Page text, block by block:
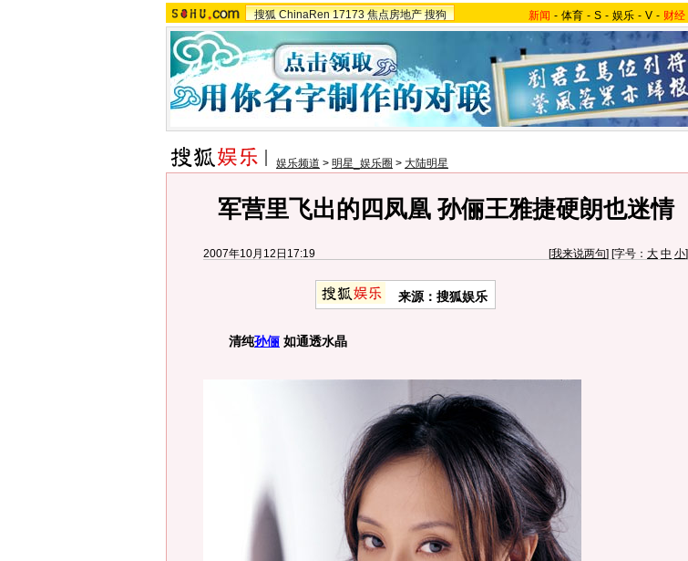
搜狐 ChinaRen 17173 焦点房地产 搜狗 新闻 - 体育 - S - 娱乐 - V - 财经
娱乐频道 > 明星_娱乐圈 > 大陆明星
军营里飞出的四凤凰 孙俪王雅捷硬朗也迷情
2007年10月12日17:19 [我来说两句] [字号： 大 中 小]
来源：搜狐娱乐
清纯孙俪 如通透水晶